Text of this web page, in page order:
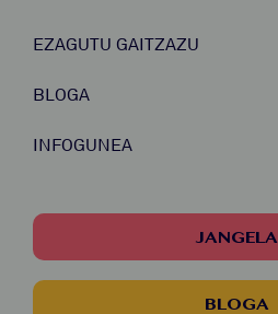
EZAGUTU GAITZAZU
BLOGA
INFOGUNEA
JANGELA
BLOGA